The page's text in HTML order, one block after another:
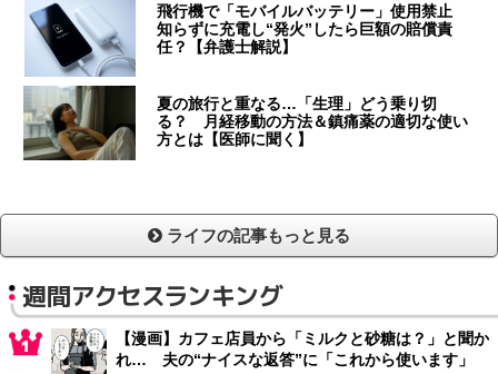
飛行機で「モバイルバッテリー」使用禁止
知らずに充電し“発火”したら巨額の賠償責
任？【弁護士解説】
夏の旅行と重なる…「生理」どう乗り切
る？ 月経移動の方法＆鎮痛薬の適切な使い
方とは【医師に聞く】
ライフの記事もっと見る
週間アクセスランキング
【漫画】カフェ店員から「ミルクと砂糖は？」と聞か
れ… 夫の“ナイスな返答”に「これから使います」